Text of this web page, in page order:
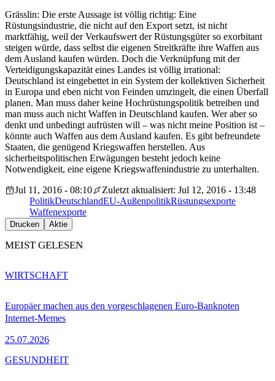
Grässlin: Die erste Aussage ist völlig richtig: Eine
Rüstungsindustrie, die nicht auf den Export setzt, ist nicht
marktfähig, weil der Verkaufswert der Rüstungsgüter so exorbitant
steigen würde, dass selbst die eigenen Streitkräfte ihre Waffen aus
dem Ausland kaufen würden. Doch die Verknüpfung mit der
Verteidigungskapazität eines Landes ist völlig irrational:
Deutschland ist eingebettet in ein System der kollektiven Sicherheit
in Europa und eben nicht von Feinden umzingelt, die einen Überfall
planen. Man muss daher keine Hochrüstungspolitik betreiben und
man muss auch nicht Waffen in Deutschland kaufen. Wer aber so
denkt und unbedingt aufrüsten will – was nicht meine Position ist –
könnte auch Waffen aus dem Ausland kaufen. Es gibt befreundete
Staaten, die genügend Kriegswaffen herstellen. Aus
sicherheitspolitischen Erwägungen besteht jedoch keine
Notwendigkeit, eine eigene Kriegswaffenindustrie zu unterhalten.
Jul 11, 2016 - 08:10
Zuletzt aktualisiert: Jul 12, 2016 - 13:48
PolitikDeutschlandEU-AußenpolitikRüstungsexporte
Waffenexporte
Drucken Aktie
MEIST GELESEN
Europäer machen aus den vorgeschlagenen Euro-Banknoten
Internet-Memes
25.07.2026
WIRTSCHAFT
GESUNDHEIT